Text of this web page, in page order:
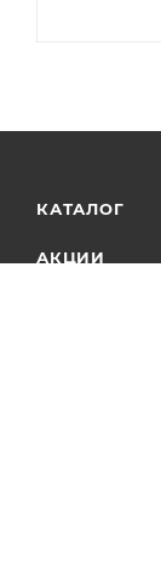
КАТАЛОГ
АКЦИИ